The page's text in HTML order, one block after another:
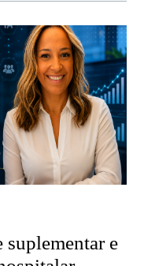
suplementar e